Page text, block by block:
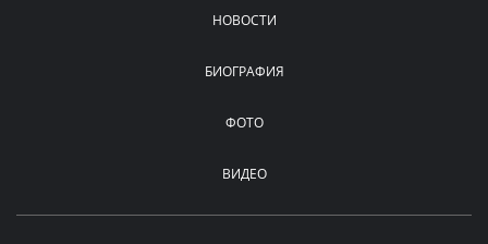
НОВОСТИ
БИОГРАФИЯ
ФОТО
ВИДЕО